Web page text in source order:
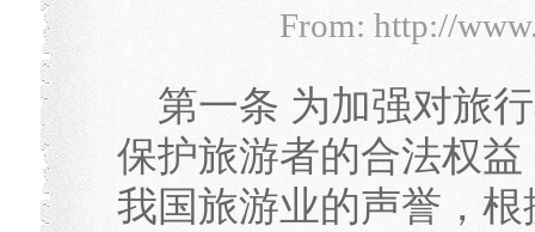
From: http://
第一条 为加强对旅
保护旅游者的合法权
我国旅游业的声誉，